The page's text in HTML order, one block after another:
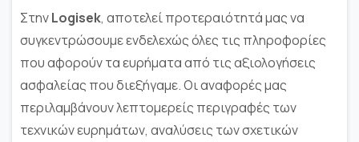
ΣτηνLogisek, αποτελεί προτεραιότητά μας να
συγκεντρώσουμε ενδελεχώς όλες τις πληροφορίες
που αφορούν τα ευρήματα από τις αξιολογήσεις
ασφαλείας που διεξήγαμε. Οι αναφορές μας
περιλαμβάνουν λεπτομερείς περιγραφές των
τεχνικών ευρημάτων, αναλύσεις των σχετικών